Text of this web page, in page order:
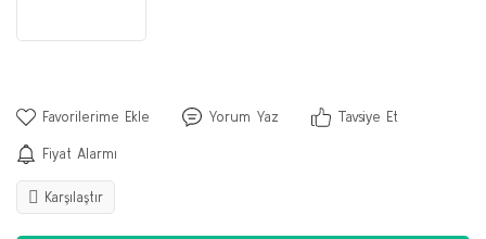
Yorum Yaz Tavsiye Et
Fiyat Alarmı
Karşılaştır